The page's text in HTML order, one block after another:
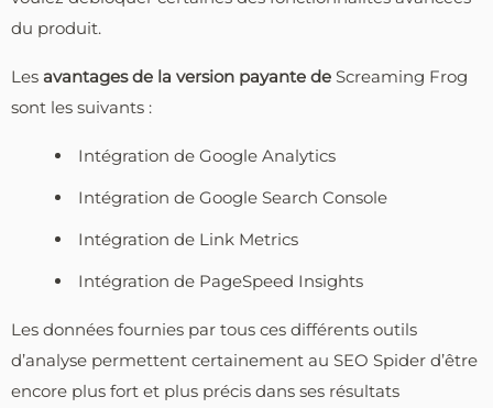
du produit.
Les avantages de la version payante de Screaming Frog
sont les suivants :
Intégration de Google Analytics
Intégration de Google Search Console
Intégration de Link Metrics
Intégration de PageSpeed Insights
Les données fournies par tous ces différents outils
d’analyse permettent certainement au SEO Spider d’être
encore plus fort et plus précis dans ses résultats